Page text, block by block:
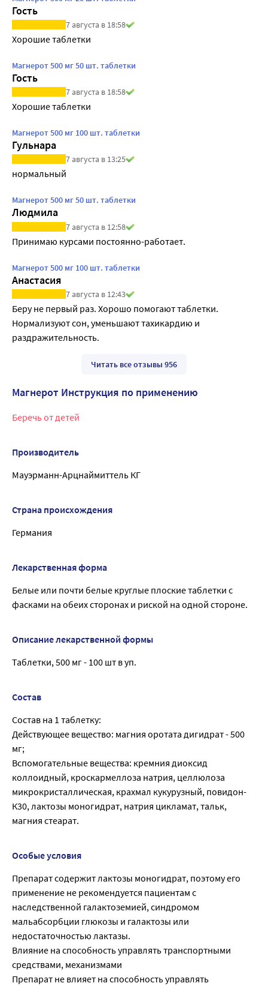
Гость
7 августа в 18:58
Хорошие таблетки
Магнерот 500 мг 50 шт. таблетки
Гость
7 августа в 18:58
Хорошие таблетки
Магнерот 500 мг 100 шт. таблетки
Гульнара
7 августа в 13:25
нормальный
Магнерот 500 мг 50 шт. таблетки
Людмила
7 августа в 12:58
Принимаю курсами постоянно-работает.
Магнерот 500 мг 100 шт. таблетки
Анастасия
7 августа в 12:43
Беру не первый раз. Хорошо помогают таблетки.
Нормализуют сон, уменьшают тахикардию и
раздражительность.
Читать все отзывы 956
Магнерот Инструкция по применению
Беречь от детей
Производитель
Мауэрманн-Арцнаймиттель КГ
Страна происхождения
Германия
Лекарственная форма
Белые или почти белые круглые плоские таблетки с
фасками на обеих сторонах и риской на одной стороне.
Описание лекарственной формы
Таблетки, 500 мг - 100 шт в уп.
Состав
Состав на 1 таблетку:
Действующее вещество: магния оротата дигидрат - 500
мг;
Вспомогательные вещества: кремния диоксид
коллоидный, кроскармеллоза натрия, целлюлоза
микрокристаллическая, крахмал кукурузный, повидон-
К30, лактозы моногидрат, натрия цикламат, тальк,
магния стеарат.
Особые условия
Препарат содержит лактозы моногидрат, поэтому его
применение не рекомендуется пациентам с
наследственной галактоземией, синдромом
мальабсорбции глюкозы и галактозы или
недостаточностью лактазы.
Влияние на способность управлять транспортными
средствами, механизмами
Препарат не влияет на способность управлять